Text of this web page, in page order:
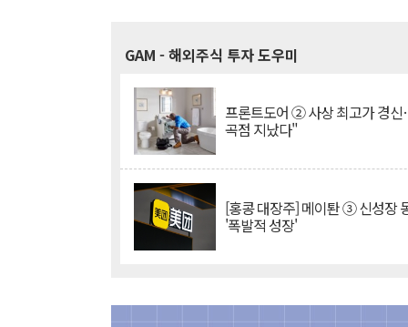
GAM - 해외주식 투자 도우미
프론트도어 ② 사상 최고가 경
곡점 지났다"
[홍콩 대장주] 메이퇀 ③ 신성장
'폭발적 성장'